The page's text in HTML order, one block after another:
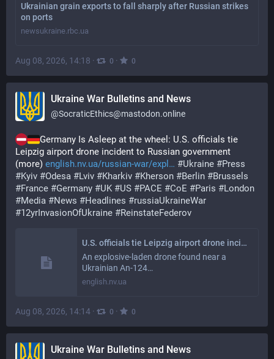
Ukrainian grain exports to fall sharply after Russian strikes
on ports
newsukraine.rbc.ua
Aug 08, 2026, 14:18 · 0 · 0
Ukraine War Bulletins and News
@SocraticEthics@mastodon.online
Germany Is Asleep at the wheel: U.S. officials tie
Leipzig airport drone incident to Russian government
(more) english.nv.ua/russian-war/expl #Ukraine #Press
#Kyiv #Odesa #Lviv #Kharkiv #Kherson #Berlin #Brussels
#France #Germany #UK #US #PACE #CoE #Paris #London
#Media #News #Headlines #russiaUkraineWar
#12yrInvasionOfUkraine #ReinstateFederov
U.S. officials tie Leipzig airport drone incident to Russian government
An explosive-laden drone found near a
Ukrainian An-124…
english.nv.ua
Aug 08, 2026, 14:14 · 0 · 0
Ukraine War Bulletins and News